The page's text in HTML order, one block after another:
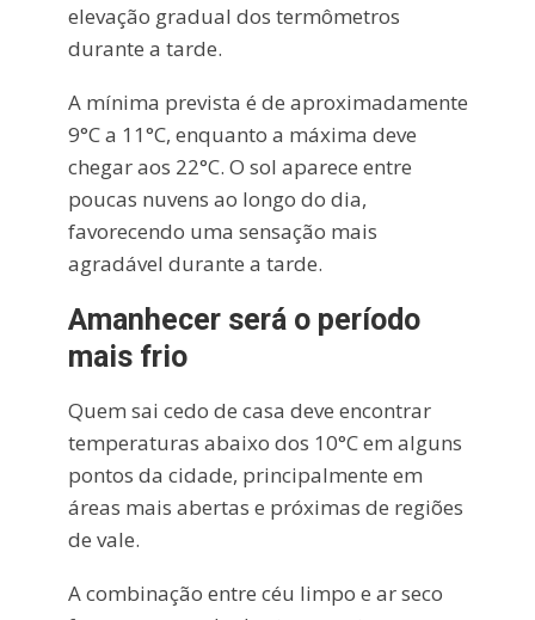
elevação gradual dos termômetros
durante a tarde.
A mínima prevista é de aproximadamente
9°C a 11°C, enquanto a máxima deve
chegar aos 22°C. O sol aparece entre
poucas nuvens ao longo do dia,
favorecendo uma sensação mais
agradável durante a tarde.
Amanhecer será o período
mais frio
Quem sai cedo de casa deve encontrar
temperaturas abaixo dos 10°C em alguns
pontos da cidade, principalmente em
áreas mais abertas e próximas de regiões
de vale.
A combinação entre céu limpo e ar seco